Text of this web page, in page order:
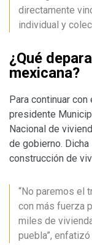
directamente
individual y
¿Qué
mexicana?
Para continuar
presidente
Nacional de
de gobierno.
construcción de
“No paremos el
con más fuerza
miles de
puebla”,